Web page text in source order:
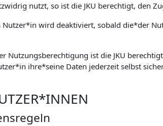
nutzt, so ist die JKU berechtigt, den
wird deaktiviert, sobald die*der
Nutzungsberechtigung ist die JKU
ihre*seine Daten jederzeit selbst